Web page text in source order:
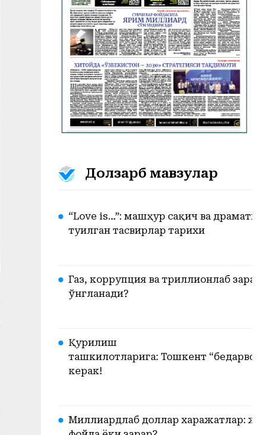
Долзарб мавзулар
“Love is…”: машҳур сақич ва
туғилган тасвирлар тарихи
Газ, коррупция ва триллионлаб
ўнгланади?
Қурилиш
ташкилотларига: Тошкент
керак!
Миллиардлаб доллар харажатлар: